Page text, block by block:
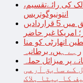
کی رائےتقسیم،
انتونیوگوتریس
اقوام متحدہ میں فلسطینیوں کے حق میں 5 قراردادیں
امریکا غیر حاضر
اتھارٹی کو منا
رہے ہیں، برطانیہ
پر میزائل حملہ
کے سابق آرمی
کا بیٹا ہلاک